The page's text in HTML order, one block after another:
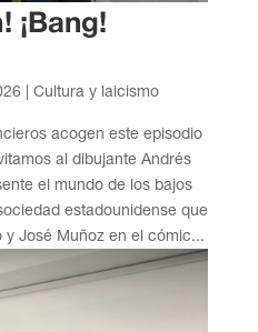
¡Bang!
| Cultura y laicismo
acogen este episodio
al dibujante Andrés
el mundo de los bajos
estadounidense que
y José Muñoz en el cómic...